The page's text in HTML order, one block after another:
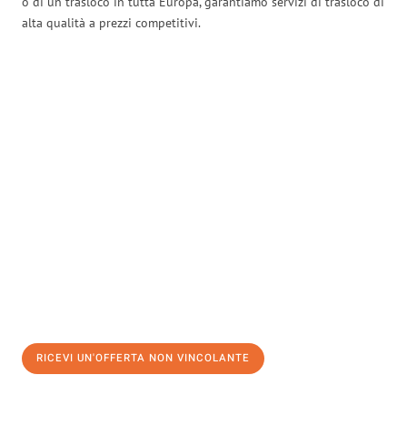
alta qualità a prezzi competitivi.
RICEVI UN'OFFERTA NON VINCOLANTE